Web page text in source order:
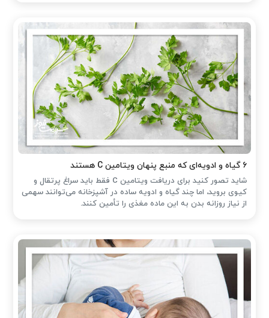
۶ گیاه و ادویه‌ای که منبع پنهان ویتامین C هستند
شاید تصور کنید برای دریافت ویتامین C فقط باید سراغ پرتقال و
کیوی بروید، اما چند گیاه و ادویه ساده در آشپزخانه می‌توانند سهمی
از نیاز روزانه بدن به این ماده مغذی را تأمین کنند.